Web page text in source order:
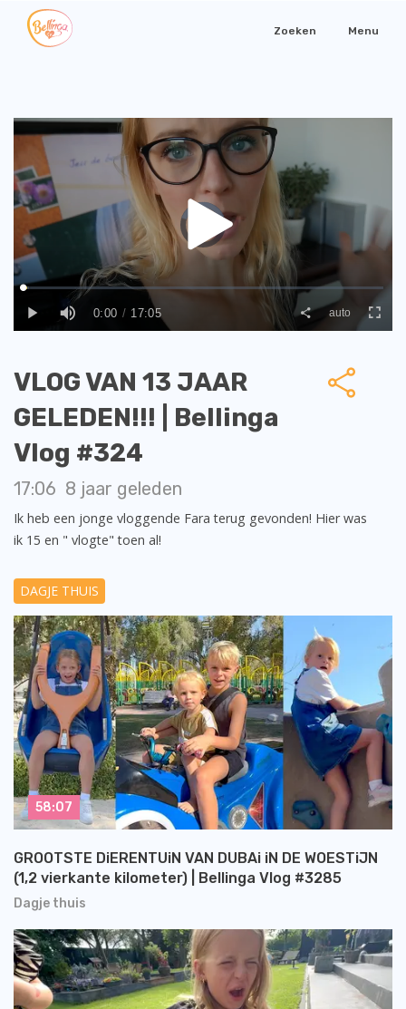
Zoeken Menu
VLOG VAN 13 JAAR
GELEDEN!!! | Bellinga
Vlog #324
17:06 8 jaar geleden
Ik heb een jonge vloggende Fara terug gevonden! Hier was
ik 15 en " vlogte" toen al!
DAGJE THUIS
Dagje thuis
GROOTSTE DiERENTUiN VAN DUBAi iN DE WOESTiJN
(1,2 vierkante kilometer) | Bellinga Vlog #3285
58:07